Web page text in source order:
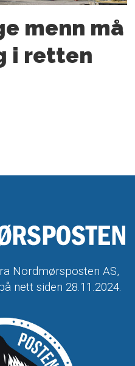
menn må
i retten
Nordmørsposten AS,
nett siden 28.11.2024.